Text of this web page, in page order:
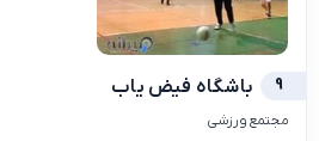
9 باشگاه فیض یاب
مجتمع ورزشی